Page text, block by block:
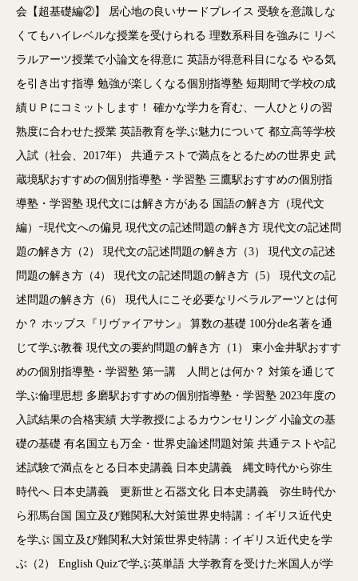
会【超基礎編②】
居心地の良いサードプレイス 受験を意識しな
くてもハイレベルな授業を受けられる 理数系科目を強みに リベ
ラルアーツ授業で小論文を得意に 英語が得意科目になる やる気
を引き出す指導 勉強が楽しくなる個別指導塾 短期間で学校の成
績ＵＰにコミットします！
確かな学力を育む、一人ひとりの習
熟度に合わせた授業 英語教育を学ぶ魅力について 都立高等学校
入試（社会、2017年）
共通テストで満点をとるための世界史 武
蔵境駅おすすめの個別指導塾・学習塾 三鷹駅おすすめの個別指
導塾・学習塾 現代文には解き方がある 国語の解き方（現代文
編）ｰ現代文への偏見 現代文の記述問題の解き方 現代文の記述問
題の解き方（2）
現代文の記述問題の解き方（3）
現代文の記述
問題の解き方（4）
現代文の記述問題の解き方（5）
現代文の記
述問題の解き方（6）
現代人にこそ必要なリベラルアーツとは何
か？ ホッブス『リヴァイアサン』 算数の基礎 100分de名著を通
じて学ぶ教養 現代文の要約問題の解き方（1）
東小金井駅おすす
めの個別指導塾・学習塾 第一講 人間とは何か？ 対策を通じて
学ぶ倫理思想 多磨駅おすすめの個別指導塾・学習塾 2023年度の
入試結果の合格実績 大学教授によるカウンセリング 小論文の基
礎の基礎 有名国立も万全・世界史論述問題対策 共通テストや記
述試験で満点をとる日本史講義 日本史講義 縄文時代から弥生
時代へ 日本史講義 更新世と石器文化 日本史講義 弥生時代か
ら邪馬台国 国立及び難関私大対策世界史特講：イギリス近代史
を学ぶ 国立及び難関私大対策世界史特講：イギリス近代史を学
ぶ（2）
English Quizで学ぶ英単語 大学教育を受けた米国人が学